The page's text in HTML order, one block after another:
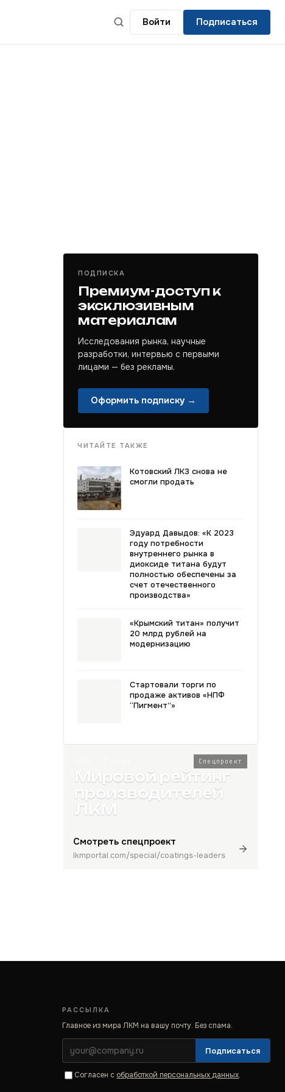
Войти Подписаться
ПОДПИСКА
Премиум-доступ к
эксклюзивным
материалам
Исследования рынка, научные
разработки, интервью с первыми
лицами — без рекламы.
Оформить подписку →
ЧИТАЙТЕ ТАКЖЕ
Котовский ЛКЗ снова не
смогли продать
Эдуард Давыдов: «К 2023
году потребности
внутреннего рынка в
диоксиде титана будут
полностью обеспечены за
счет отечественного
производства»
«Крымский титан» получит
20 млрд рублей на
модернизацию
Стартовали торги по
продаже активов «НПФ
“Пигмент”»
Спецпроект
Мировой рейтинг
производителей
ЛКМ
Смотреть спецпроект
lkmportal.com/special/coatings-leaders
РАССЫЛКА
Главное из мира ЛКМ на вашу почту. Без спама.
Подписаться
Согласен с обработкой персональных данных.